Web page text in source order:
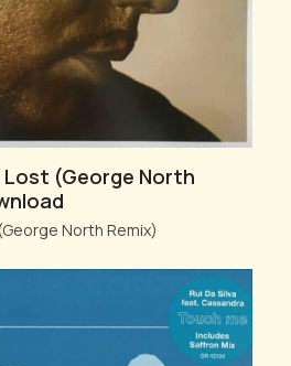
Lost (George North
North Remix)